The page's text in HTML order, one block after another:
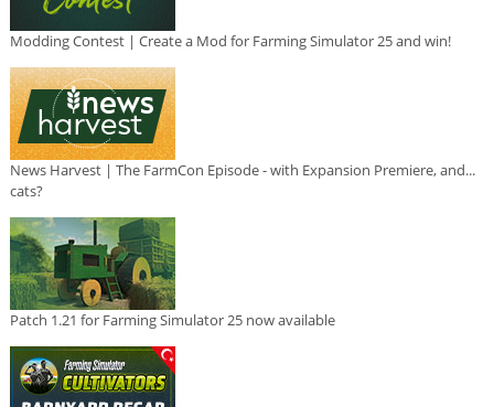
Modding Contest | Create a Mod for Farming Simulator 25 and win!
News Harvest | The FarmCon Episode - with Expansion Premiere, and...
cats?
Patch 1.21 for Farming Simulator 25 now available